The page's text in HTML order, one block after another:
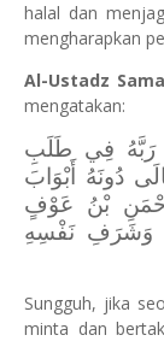
halal dan
mengharapkan
Al-Ustadz
mengatakan:
رَبَّهُ فِي طَلَبِ
دُونَهُ أَبْوَابَ
بْنُ عَوْفٍ
وَشَرَفِ نَفْسِهِ
Sungguh, jika
minta dan